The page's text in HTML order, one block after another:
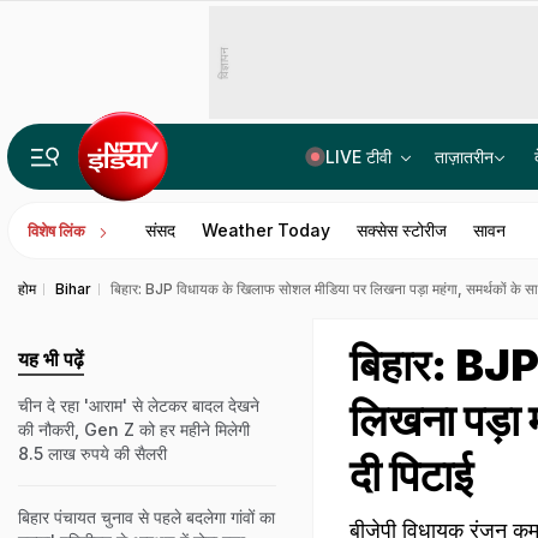
विज्ञापन
LIVE टीवी ताज़ातरीन
विशेष लिंक संसद Weather Today सक्सेस स्टोरीज सावन
होम Bihar ब‍िहार: BJP विधायक के ख‍िलाफ सोशल मीड‍िया पर ल‍िखना पड़ा महंगा, समर्थकों के
ब‍िहार:
ल‍िखना
दी प‍िटाई
बीजेपी व‍िधायक रंजन
यह भी पढ़ें
चीन दे रहा 'आराम' से लेटकर बादल देखने
की नौकरी, Gen Z को हर महीने मिलेगी
8.5 लाख रुपये की सैलरी
बिहार पंचायत चुनाव से पहले बदलेगा गांवों का